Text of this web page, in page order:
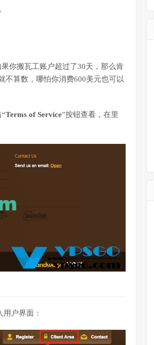
你搬瓦工账户超过了30天，那么肯
不算数，哪怕你消费600美元也可以
Terms of Service”按钮查看，在里
用户界面：